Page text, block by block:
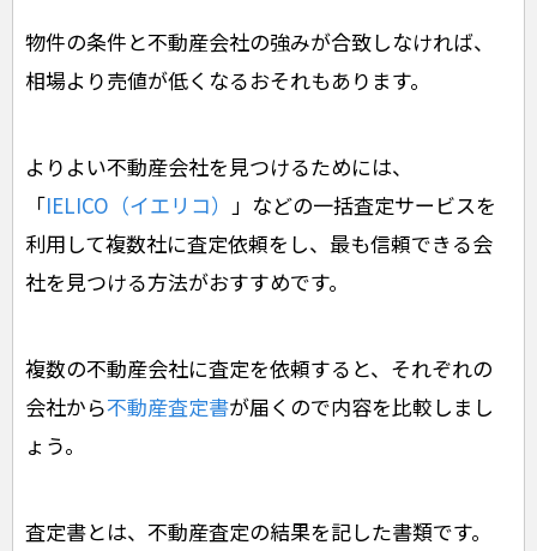
物件の条件と不動産会社の強みが合致しなければ、
相場より売値が低くなるおそれもあります。
よりよい不動産会社を見つけるためには、
「IELICO（イエリコ） 」などの一括査定サービスを
利用して複数社に査定依頼をし、最も信頼できる会
社を見つける方法がおすすめです。
複数の不動産会社に査定を依頼すると、それぞれの
会社から不動産査定書が届くので内容を比較しまし
ょう。
査定書とは、不動産査定の結果を記した書類です。